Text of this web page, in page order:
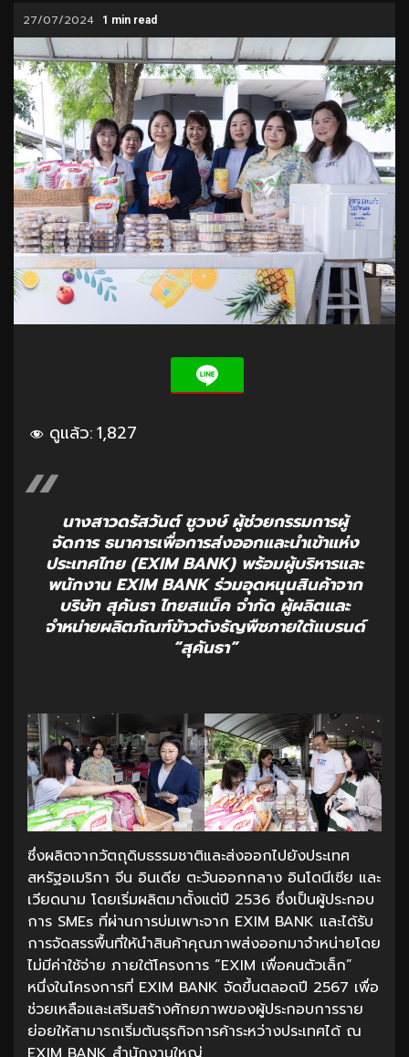
27/07/2024 1 min read
ดูแล้ว:1,827
นางสาวดรัสวันต์ ชูวงษ์ ผู้ช่วยกรรมการผู้
จัดการ ธนาคารเพื่อการส่งออกและนำเข้าแห่ง
ประเทศไทย (EXIM BANK) พร้อมผู้บริหารและ
พนักงาน EXIM BANK ร่วมอุดหนุนสินค้าจาก
บริษัท สุคันธา ไทยสแน็ค จำกัด ผู้ผลิตและ
จำหน่ายผลิตภัณฑ์ข้าวตังธัญพืชภายใต้แบรนด์
“สุคันธา”
ซึ่งผลิตจากวัตถุดิบธรรมชาติและส่งออกไปยังประเทศ
สหรัฐอเมริกา จีน อินเดีย ตะวันออกกลาง อินโดนีเซีย และ
เวียดนาม โดยเริ่มผลิตมาตั้งแต่ปี 2536 ซึ่งเป็นผู้ประกอบ
การ SMEs ที่ผ่านการบ่มเพาะจาก EXIM BANK และได้รับ
การจัดสรรพื้นที่ให้นำสินค้าคุณภาพส่งออกมาจำหน่ายโดย
ไม่มีค่าใช้จ่าย ภายใต้โครงการ “EXIM เพื่อคนตัวเล็ก”
หนึ่งในโครงการที่ EXIM BANK จัดขึ้นตลอดปี 2567 เพื่อ
ช่วยเหลือและเสริมสร้างศักยภาพของผู้ประกอบการราย
ย่อยให้สามารถเริ่มต้นธุรกิจการค้าระหว่างประเทศได้ ณ